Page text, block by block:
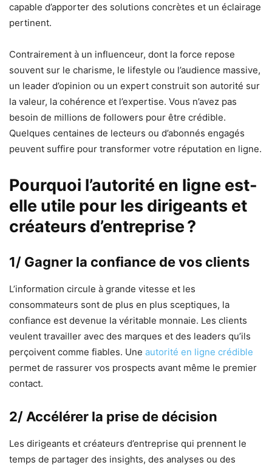
capable d’apporter des solutions concrètes et un éclairage
pertinent.
Contrairement à un influenceur, dont la force repose
souvent sur le charisme, le lifestyle ou l’audience massive,
un leader d’opinion ou un expert construit son autorité sur
la valeur, la cohérence et l’expertise. Vous n’avez pas
besoin de millions de followers pour être crédible.
Quelques centaines de lecteurs ou d’abonnés engagés
peuvent suffire pour transformer votre réputation en ligne.
Pourquoi l’autorité en ligne est-
elle utile pour les dirigeants et
créateurs d’entreprise ?
1/ Gagner la confiance de vos clients
L’information circule à grande vitesse et les
consommateurs sont de plus en plus sceptiques, la
confiance est devenue la véritable monnaie. Les clients
veulent travailler avec des marques et des leaders qu’ils
perçoivent comme fiables. Une autorité en ligne crédible
permet de rassurer vos prospects avant même le premier
contact.
2/ Accélérer la prise de décision
Les dirigeants et créateurs d’entreprise qui prennent le
temps de partager des insights, des analyses ou des